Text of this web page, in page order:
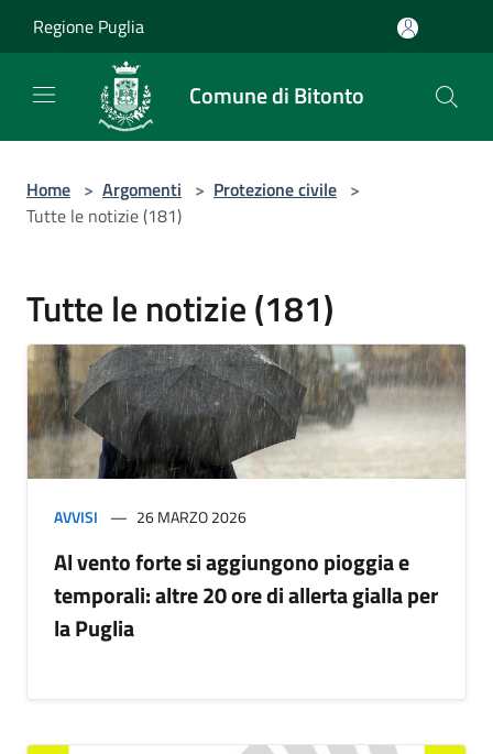
Regione Puglia
Comune di Bitonto
Home > Argomenti > Protezione civile >
Tutte le notizie (181)
Tutte le notizie (181)
AVVISI 26 MARZO 2026
Al vento forte si aggiungono pioggia e
temporali: altre 20 ore di allerta gialla per
la Puglia